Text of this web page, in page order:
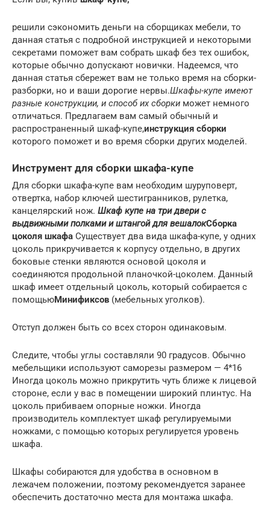
решили сэкономить деньги на сборщиках мебели, то
данная статья с подробной инструкцией и некоторыми
секретами поможет вам собрать шкаф без тех ошибок,
которые обычно допускают новички. Надеемся, что
данная статья сбережет вам не только время на сборки-
разборки, но и ваши дорогие нервы.Шкафы-купе имеют
разные конструкции, и способ их сборки может немного
отличаться. Предлагаем вам самый обычный и
распространенный шкаф-купе,инструкция сборки
которого поможет и во время сборки других моделей.
Инструмент для сборки шкафа-купе
Для сборки шкафа-купе вам необходим шуруповерт,
отвертка, набор ключей шестигранников, рулетка,
канцелярский нож. Шкаф купе на три двери с
выдвижными полками и штангой для вешалокСборка
цоколя шкафа Существует два вида шкафа-купе, у одних
цоколь прикручивается к корпусу отдельно, в других
боковые стенки являются основой цоколя и
соединяются продольной планочкой-цоколем. Данный
шкаф имеет отдельный цоколь, который собирается с
помощьюМинификсов (мебельных уголков).
Отступ должен быть со всех сторон одинаковым.
Следите, чтобы углы составляли 90 градусов. Обычно
мебельщики используют саморезы размером — 4*16
Иногда цоколь можно прикрутить чуть ближе к лицевой
стороне, если у вас в помещении широкий плинтус. На
цоколь прибиваем опорные ножки. Иногда
производитель комплектует шкаф регулируемыми
ножками, с помощью которых регулируется уровень
шкафа.
Шкафы собираются для удобства в основном в
лежачем положении, поэтому рекомендуется заранее
обеспечить достаточно места для монтажа шкафа.